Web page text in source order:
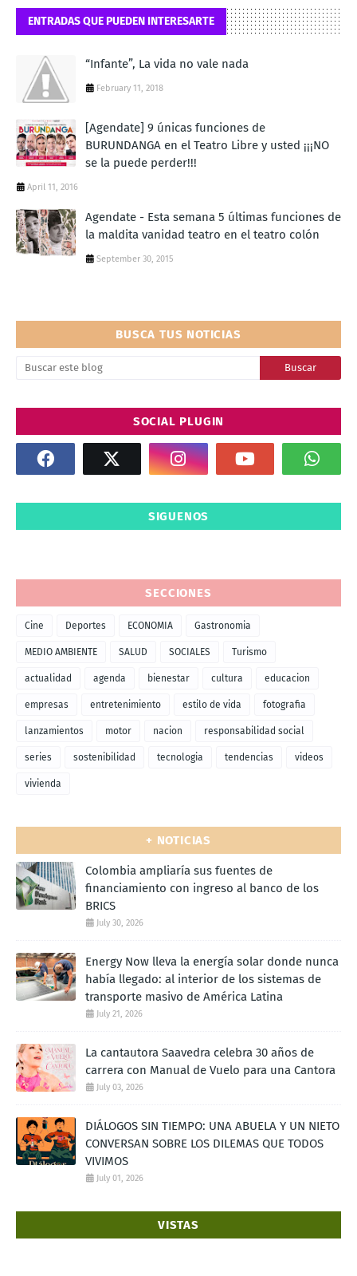
ENTRADAS QUE PUEDEN INTERESARTE
“Infante”, La vida no vale nada
February 11, 2018
[Agendate] 9 únicas funciones de
BURUNDANGA en el Teatro Libre y usted ¡¡¡NO
se la puede perder!!!
April 11, 2016
Agendate - Esta semana 5 últimas funciones de
la maldita vanidad teatro en el teatro colón
September 30, 2015
BUSCA TUS NOTICIAS
SOCIAL PLUGIN
SIGUENOS
SECCIONES
Cine Deportes ECONOMIA Gastronomia
MEDIO AMBIENTE SALUD SOCIALES Turismo
actualidad agenda bienestar cultura educacion
empresas entretenimiento estilo de vida fotografia
lanzamientos motor nacion responsabilidad social
series sostenibilidad tecnologia tendencias videos
vivienda
+ NOTICIAS
Colombia ampliaría sus fuentes de
financiamiento con ingreso al banco de los
BRICS
July 30, 2026
Energy Now lleva la energía solar donde nunca
había llegado: al interior de los sistemas de
transporte masivo de América Latina
July 21, 2026
La cantautora Saavedra celebra 30 años de
carrera con Manual de Vuelo para una Cantora
July 03, 2026
DIÁLOGOS SIN TIEMPO: UNA ABUELA Y UN NIETO
CONVERSAN SOBRE LOS DILEMAS QUE TODOS
VIVIMOS
July 01, 2026
VISTAS